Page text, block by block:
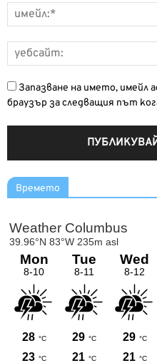
Запазване на името, имейл
браузър за следващия път
Времето